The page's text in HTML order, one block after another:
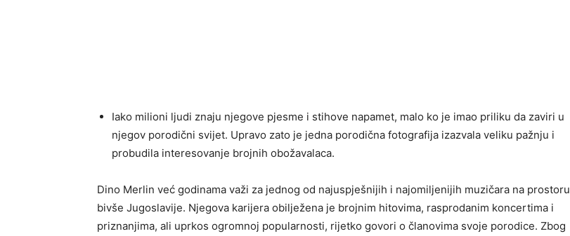
Iako milioni ljudi znaju njegove pjesme i stihove napamet, malo ko je imao priliku da zaviri u
njegov porodični svijet. Upravo zato je jedna porodična fotografija izazvala veliku pažnju i
probudila interesovanje brojnih obožavalaca.
Dino Merlin već godinama važi za jednog od najuspješnijih i najomiljenijih muzičara na prostoru
bivše Jugoslavije. Njegova karijera obilježena je brojnim hitovima, rasprodanim koncertima i
priznanjima, ali uprkos ogromnoj popularnosti, rijetko govori o članovima svoje porodice. Zbog